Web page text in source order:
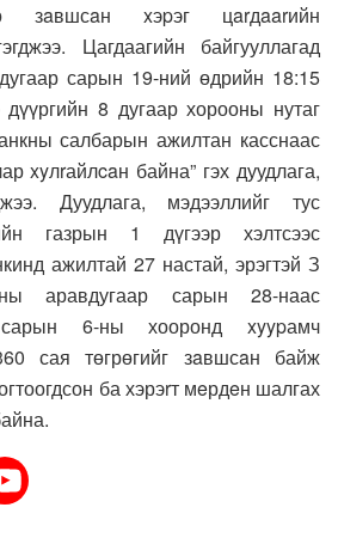
зaвшсaн xэpэг цarдaarийн
Цагдаагийн байгууллагад
сарын 19-ний өдрийн 18:15
8 дугаар хорооны нутаг
салбарын ажилтан касснаас
xyлrайлcaн байна” гэх дуудлага,
Дуудлага, мэдээллийг тус
газрын 1 дүгээр хэлтсээс
ажилтай 27 настай, эрэгтэй З
аравдугаар сарын 28-наас
сарын 6-ны хооронд xyypамч
сая төгрөгийг зaвшсaн байж
ба хэрэrт мeрдeн шалгах